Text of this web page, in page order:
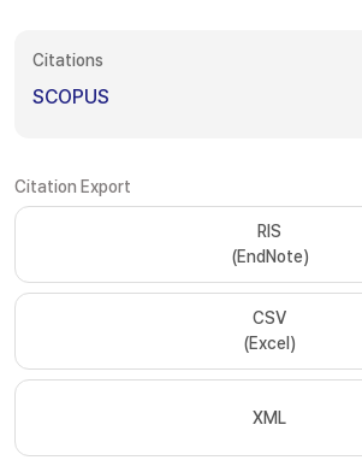
Citations
SCOPUS
Citation Export
RIS
(EndNote)
CSV
(Excel)
XML